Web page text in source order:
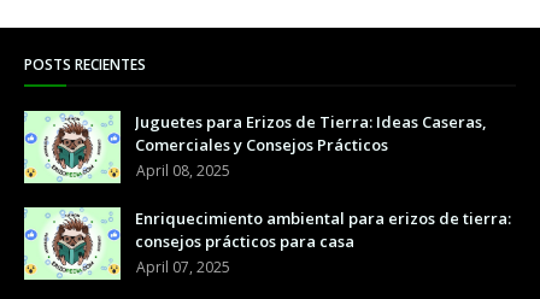
POSTS RECIENTES
Juguetes para Erizos de Tierra: Ideas Caseras,
Comerciales y Consejos Prácticos
April 08, 2025
Enriquecimiento ambiental para erizos de tierra:
consejos prácticos para casa
April 07, 2025